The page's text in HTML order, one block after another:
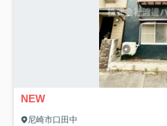
NEW
尼崎市口田中